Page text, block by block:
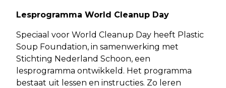
Lesprogramma World Cleanup Day
Speciaal voor World Cleanup Day heeft Plastic
Soup Foundation, in samenwerking met
Stichting Nederland Schoon, een
lesprogramma ontwikkeld. Het programma
bestaat uit lessen en instructies. Zo leren